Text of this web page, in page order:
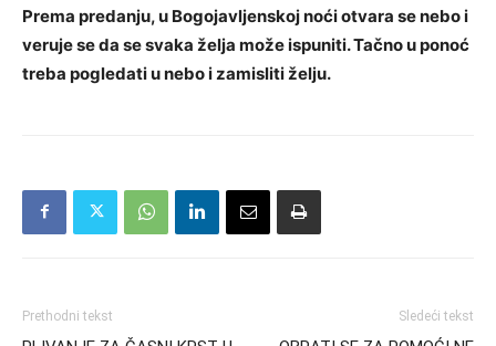
Prema predanju, u Bogojavljenskoj noći otvara se nebo i
veruje se da se svaka želja može ispuniti. Tačno u ponoć
treba pogledati u nebo i zamisliti želju.
Prethodni tekst Sledeći tekst